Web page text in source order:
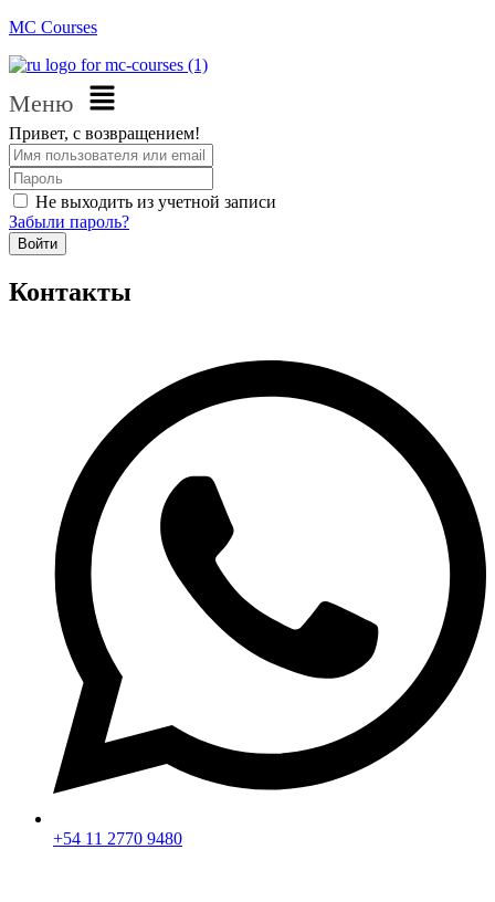
MC Courses
Меню
Привет, с возвращением!
Не выходить из учетной записи
Забыли пароль?
Войти
Контакты
+54 11 2770 9480